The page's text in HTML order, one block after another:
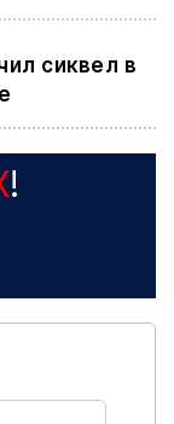
сиквел в
!